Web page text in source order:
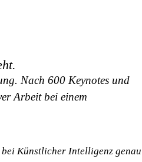
Nach 600 Keynotes und
Arbeit bei einem
Künstlicher Intelligenz genau